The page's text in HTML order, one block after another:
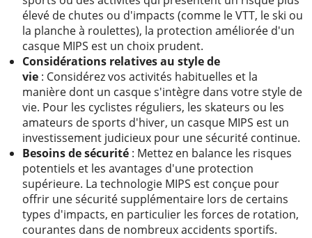
élevé de chutes ou d'impacts (comme le VTT, le ski ou
la planche à roulettes), la protection améliorée d'un
casque MIPS est un choix prudent.
Considérations relatives au style de
vie : Considérez vos activités habituelles et la
manière dont un casque s'intègre dans votre style de
vie. Pour les cyclistes réguliers, les skateurs ou les
amateurs de sports d'hiver, un casque MIPS est un
investissement judicieux pour une sécurité continue.
Besoins de sécurité : Mettez en balance les risques
potentiels et les avantages d'une protection
supérieure. La technologie MIPS est conçue pour
offrir une sécurité supplémentaire lors de certains
types d'impacts, en particulier les forces de rotation,
courantes dans de nombreux accidents sportifs.